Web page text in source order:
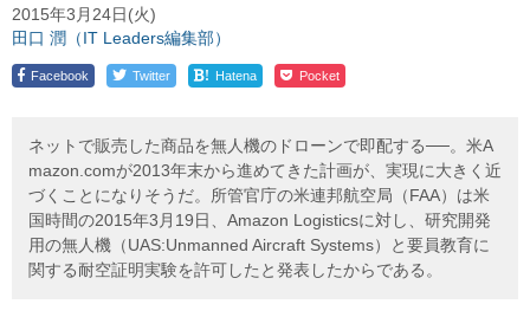
2015年3月24日(火)
田口 潤（IT Leaders編集部）
Facebook Twitter ! Hatena Pocket
ネットで販売した商品を無人機のドローンで即配する──。米A
mazon.comが2013年末から進めてきた計画が、実現に大きく近
づくことになりそうだ。所管官庁の米連邦航空局（FAA）は米
国時間の2015年3月19日、Amazon Logisticsに対し、研究開発
用の無人機（UAS:Unmanned Aircraft Systems）と要員教育に
関する耐空証明実験を許可したと発表したからである。